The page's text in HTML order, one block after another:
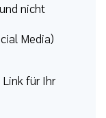
nicht
Media)
für Ihr